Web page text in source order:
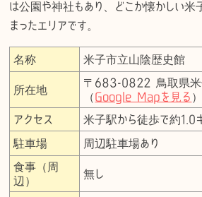
は公園や神社もあり、どこか懐かしい米
まったエリアです。
名称 米子市立山陰歴史館
所在地
〒683-0822 鳥取県米
（Google Mapを見る ）
アクセス
米子駅から徒歩で約1.0
駐車場 周辺駐車場あり
食事（周
辺）
無し